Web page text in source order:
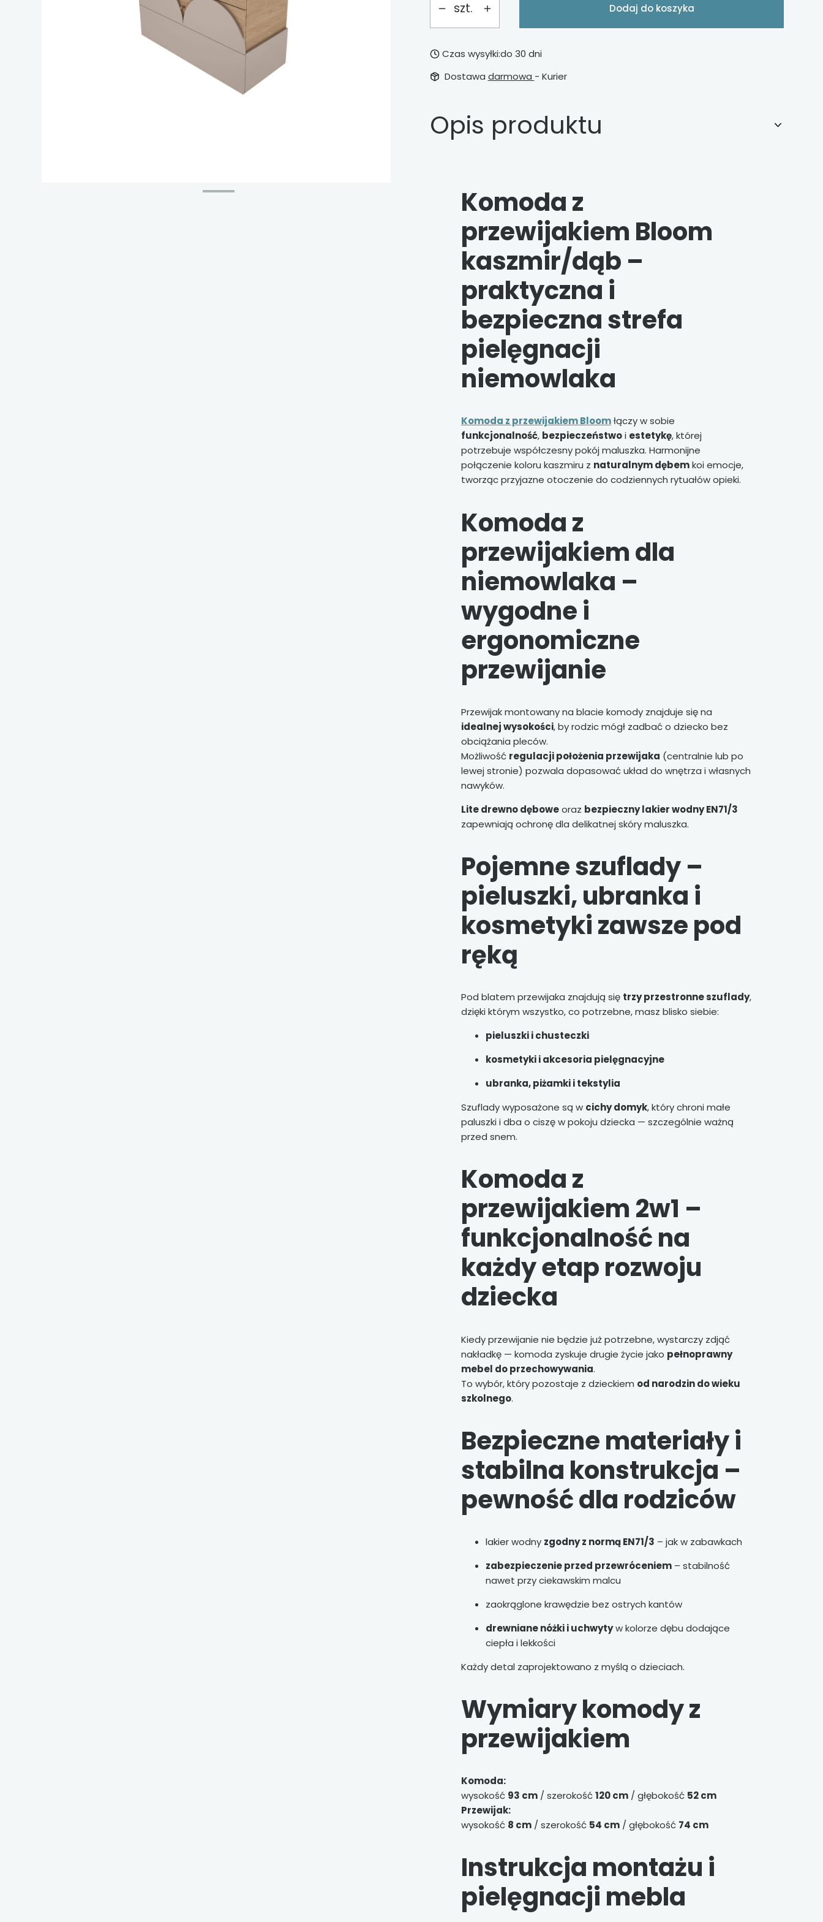
szt. Dodaj do koszyka
Czas wysyłki:do 30 dni
Dostawa darmowa - Kurier
Opis produktu
Komoda z
przewijakiem Bloom
kaszmir/dąb –
praktyczna i
bezpieczna strefa
pielęgnacji
niemowlaka
Komoda z przewijakiem Bloomłączy w sobie
funkcjonalność, bezpieczeństwoi estetykę, której
potrzebuje współczesny pokój maluszka. Harmonijne
połączenie koloru kaszmiru z naturalnym dębemkoi emocje,
tworząc przyjazne otoczenie do codziennych rytuałów opieki.
Komoda z
przewijakiem dla
niemowlaka –
wygodne i
ergonomiczne
przewijanie
Przewijak montowany na blacie komody znajduje się na
idealnej wysokości, by rodzic mógł zadbać o dziecko bez
obciążania pleców.
Możliwość regulacji położenia przewijaka (centralnie lub po
lewej stronie) pozwala dopasować układ do wnętrza i własnych
nawyków.
Lite drewno dęboweoraz bezpieczny lakier wodny EN71/3
zapewniają ochronę dla delikatnej skóry maluszka.
Pojemne szuflady –
pieluszki, ubranka i
kosmetyki zawsze pod
ręką
Pod blatem przewijaka znajdują się trzy przestronne szuflady,
dzięki którym wszystko, co potrzebne, masz blisko siebie:
pieluszki i chusteczki
kosmetyki i akcesoria pielęgnacyjne
ubranka, piżamki i tekstylia
Szuflady wyposażone są w cichy domyk, który chroni małe
paluszki i dba o ciszę w pokoju dziecka — szczególnie ważną
przed snem.
Komoda z
przewijakiem 2w1 –
funkcjonalność na
każdy etap rozwoju
dziecka
Kiedy przewijanie nie będzie już potrzebne, wystarczy zdjąć
nakładkę — komoda zyskuje drugie życie jako pełnoprawny
mebel do przechowywania.
To wybór, który pozostaje z dzieckiem od narodzin do wieku
szkolnego.
Bezpieczne materiały i
stabilna konstrukcja –
pewność dla rodziców
lakier wodny zgodny z normą EN71/3 – jak w zabawkach
zabezpieczenie przed przewróceniem– stabilność
nawet przy ciekawskim malcu
zaokrąglone krawędzie bez ostrych kantów
drewniane nóżki i uchwytyw kolorze dębu dodające
ciepła i lekkości
Każdy detal zaprojektowano z myślą o dzieciach.
Wymiary komody z
przewijakiem
Komoda:
wysokość 93 cm/ szerokość120 cm/ głębokość 52 cm
Przewijak:
wysokość 8 cm/ szerokość 54 cm/ głębokość 74 cm
Instrukcja montażu i
pielęgnacji mebla